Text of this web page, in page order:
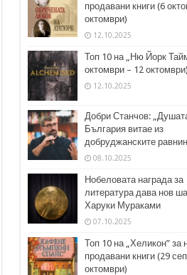
продавани книги (6
октомври)
12.10.2025
Топ 10 на „Ню Йорк
октомври – 12 октомври)
12.10.2025
Добри Станчов:
България витае из
добруджанските
08.10.2025
Нобеловата награда за
литература дава нов
Харуки Мураками
07.10.2025
Топ 10 на „Хеликон” за
продавани книги (29
октомври)